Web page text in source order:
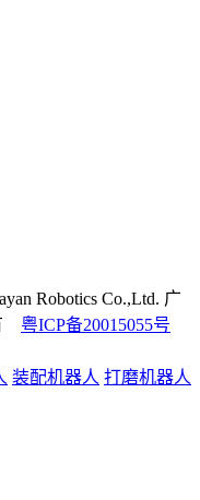
Robotics Co.,Ltd. 广
粤ICP备20015055号
装配机器人 打磨机器人